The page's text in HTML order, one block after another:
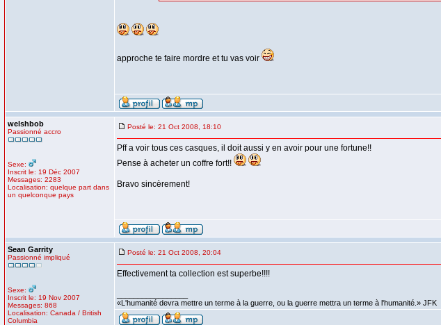
approche te faire mordre et tu vas voir
welshbob
Passionné accro
Sexe:
Inscrit le: 19 Déc 2007
Messages: 2283
Localisation: quelque part dans
un quelconque pays
Posté le: 21 Oct 2008, 18:10
Pff a voir tous ces casques, il doit aussi y en avoir pour une fortune!!
Pense à acheter un coffre fort!!
Bravo sincèrement!
Sean Garrity
Passionné impliqué
Sexe:
Inscrit le: 19 Nov 2007
Messages: 868
Localisation: Canada / British
Columbia
Posté le: 21 Oct 2008, 20:04
Effectivement ta collection est superbe!!!!
«L'humanité devra mettre un terme à la guerre, ou la guerre mettra un terme à l'humanité.» JFK